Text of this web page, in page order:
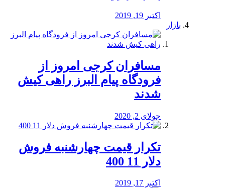
اکتبر 19, 2019
بازار
مسافران کرجی امروز از
فرودگاه پیام البرز راهی کیش
شدند
جولای 2, 2020
تکرار قیمت چهارشنبه فروش
دلار 11 400
اکتبر 17, 2019